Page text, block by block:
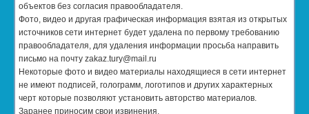
объектов без согласия правообладателя.
Фото, видео и другая графическая информация взятая из открытых
источников сети интернет будет удалена по первому требованию
правообладателя, для удаления информации просьба направить
письмо на почту zakaz.tury@mail.ru
Некоторые фото и видео материалы находящиеся в сети интернет
не имеют подписей, голограмм, логотипов и других характерных
черт которые позволяют установить авторство материалов.
Заранее приносим свои извинения.